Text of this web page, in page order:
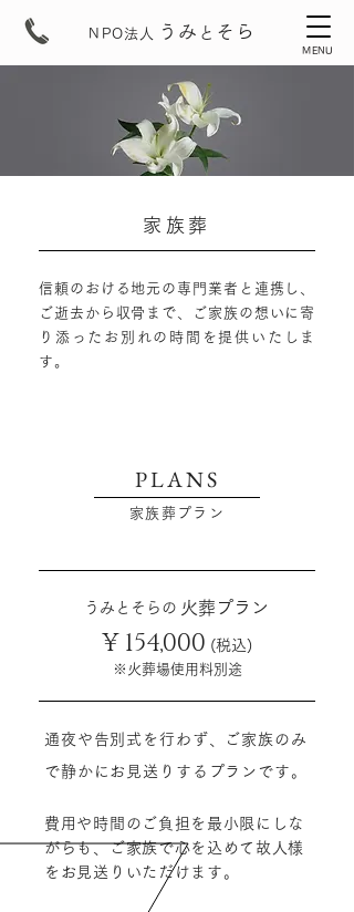
うみ と そら
NPO法人
MENU
家族葬
信頼のおける地元の専門業者と連携し、
ご逝去から収骨まで、ご家族の想いに寄
り添った お別れの時間を提供いたしま
す。
PLANS
​家族葬プラン
​火葬プラン
​うみとそらの
¥ 154,000 (税込)
※​火葬場使用料別途
通夜や告別式を行わず、ご家族のみ
で静かにお見送りするプランです。​
費用や時間のご負担を最小限にしな
がらも、ご家族で心を込めて故人様
をお見送りいただけます。